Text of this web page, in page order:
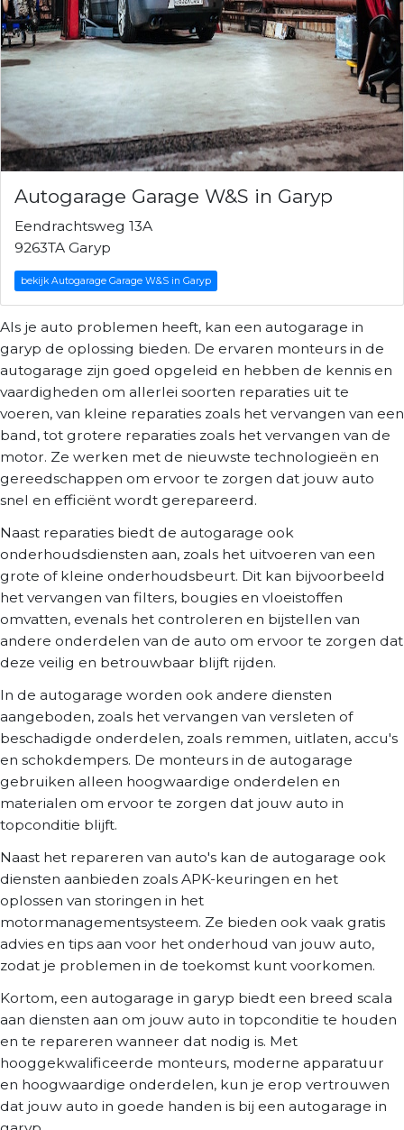
Autogarage Garage W&S in Garyp
Eendrachtsweg 13A
9263TA Garyp
bekijk Autogarage Garage W&S in Garyp
Als je auto problemen heeft, kan een autogarage in
garyp de oplossing bieden. De ervaren monteurs in de
autogarage zijn goed opgeleid en hebben de kennis en
vaardigheden om allerlei soorten reparaties uit te
voeren, van kleine reparaties zoals het vervangen van een
band, tot grotere reparaties zoals het vervangen van de
motor. Ze werken met de nieuwste technologieën en
gereedschappen om ervoor te zorgen dat jouw auto
snel en efficiënt wordt gerepareerd.
Naast reparaties biedt de autogarage ook
onderhoudsdiensten aan, zoals het uitvoeren van een
grote of kleine onderhoudsbeurt. Dit kan bijvoorbeeld
het vervangen van filters, bougies en vloeistoffen
omvatten, evenals het controleren en bijstellen van
andere onderdelen van de auto om ervoor te zorgen dat
deze veilig en betrouwbaar blijft rijden.
In de autogarage worden ook andere diensten
aangeboden, zoals het vervangen van versleten of
beschadigde onderdelen, zoals remmen, uitlaten, accu's
en schokdempers. De monteurs in de autogarage
gebruiken alleen hoogwaardige onderdelen en
materialen om ervoor te zorgen dat jouw auto in
topconditie blijft.
Naast het repareren van auto's kan de autogarage ook
diensten aanbieden zoals APK-keuringen en het
oplossen van storingen in het
motormanagementsysteem. Ze bieden ook vaak gratis
advies en tips aan voor het onderhoud van jouw auto,
zodat je problemen in de toekomst kunt voorkomen.
Kortom, een autogarage in garyp biedt een breed scala
aan diensten aan om jouw auto in topconditie te houden
en te repareren wanneer dat nodig is. Met
hooggekwalificeerde monteurs, moderne apparatuur
en hoogwaardige onderdelen, kun je erop vertrouwen
dat jouw auto in goede handen is bij een autogarage in